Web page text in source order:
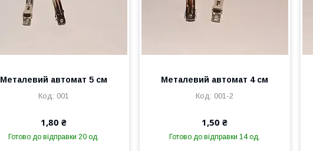
Металевий автомат 5 см
001
1,80 ₴
Готово до відправки 20 од.
Металевий автомат 4 см
001-2
1,50 ₴
Готово до відправки 14 од.